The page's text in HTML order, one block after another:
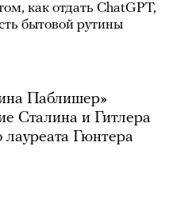
как отдать ChatGPT,
бытовой рутины
Паблишер»
Сталина и Гитлера
лауреата Гюнтера